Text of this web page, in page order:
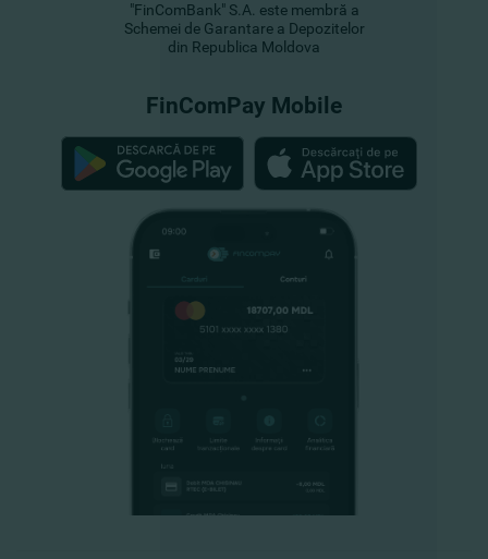
"FinComBank" S.A. este membră a
Schemei de Garantare a Depozitelor
din Republica Moldova
FinComPay Mobile